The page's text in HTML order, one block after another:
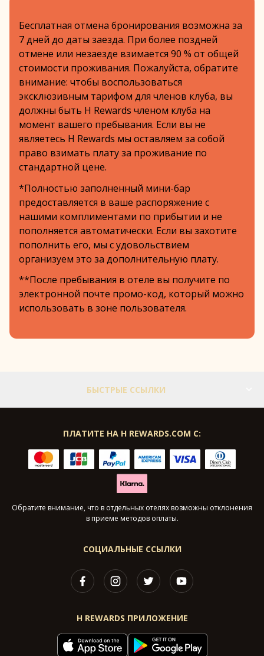
Бесплатная отмена бронирования возможна за
7 дней до даты заезда. При более поздней
отмене или незаезде взимается 90 % от общей
стоимости проживания. Пожалуйста, обратите
внимание: чтобы воспользоваться
эксклюзивным тарифом для членов клуба, вы
должны быть H Rewards членом клуба на
момент вашего пребывания. Если вы не
являетесь H Rewards мы оставляем за собой
право взимать плату за проживание по
стандартной цене.
*Полностью заполненный мини-бар
предоставляется в ваше распоряжение с
нашими комплиментами по прибытии и не
пополняется автоматически. Если вы захотите
пополнить его, мы с удовольствием
организуем это за дополнительную плату.
**После пребывания в отеле вы получите по
электронной почте промо-код, который можно
использовать в зоне пользователя.
БЫСТРЫЕ ССЫЛКИ
СОЦИАЛЬНЫЕ ССЫЛКИ
H REWARDS ПРИЛОЖЕНИЕ
ПЛАТИТЕ НА H REWARDS.COM С:
Обратите внимание, что в отдельных отелях возможны отклонения
в приеме методов оплаты.